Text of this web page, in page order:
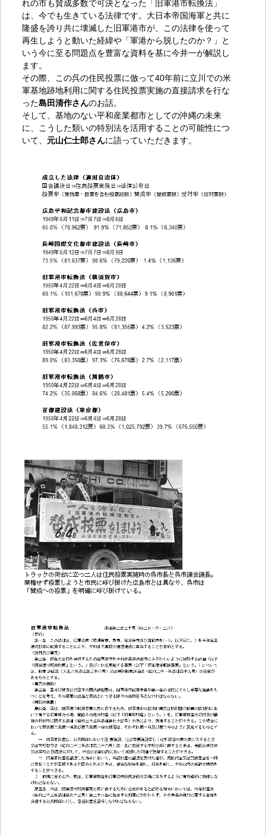
れの市も賛成多数で可決となった「旧軍港市転換法」
は、今でも生きている法律です。大日本帝国海軍と共に
隆盛を誇り共に壊滅した旧軍港市が、この法律を使って
再生しようと動いた経緯や「軍港から脱したのか？」と
いう今に至る問題点を豊富な資料を基に今井一が解説し
ます。
その際、この呉の住民投票に倣って40年前に立川での米
軍基地跡地利用に関する住民投票実施の直接請求を行な
った島田清作さんのお話。
そして、基地のない平和産業都市としての沖縄の未来
に、こうした類いの特別法を活用することの可能性につ
いて、 元山仁士郎さんに語っていただきます。